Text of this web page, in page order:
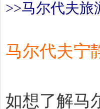
>>马尔代夫旅
马尔代夫宁
如想了解马